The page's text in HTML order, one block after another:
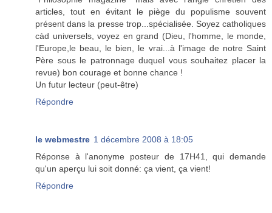
articles, tout en évitant le piège du populisme souvent
présent dans la presse trop...spécialisée. Soyez catholiques
càd universels, voyez en grand (Dieu, l'homme, le monde,
l'Europe,le beau, le bien, le vrai...à l'image de notre Saint
Père sous le patronnage duquel vous souhaitez placer la
revue) bon courage et bonne chance !
Un futur lecteur (peut-être)
Répondre
le webmestre 1 décembre 2008 à 18:05
Réponse à l'anonyme posteur de 17H41, qui demande
qu'un aperçu lui soit donné: ça vient, ça vient!
Répondre